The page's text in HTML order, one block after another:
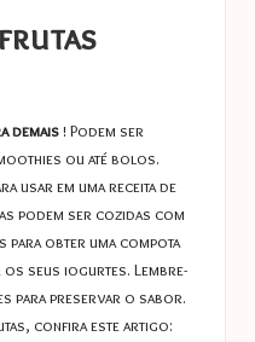
frutas
demais! Podem ser
ou até bolos.
usar em uma receita de
podem ser cozidas com
para obter uma compota
os seus iogurtes. Lembre-
para preservar o sabor.
confira este artigo: